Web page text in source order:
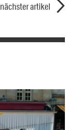
nächster artikel